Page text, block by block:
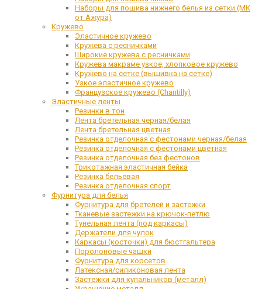
Наборы для пошива нижнего белья из сетки (МК
от Ажура)
Кружево
Эластичное кружево
Кружева с ресничками
Широкие кружева с ресничками
Кружева макраме узкое, хлопковое кружево
Кружево на сетке (вышивка на сетке)
Узкое эластичное кружево
Французское кружево (Chantilly)
Эластичные ленты
Резинки в тон
Лента бретельная черная/белая
Лента бретельная цветная
Резинка отделочная с фестонами черная/белая
Резинка отделочная с фестонами цветная
Резинка отделочная без фестонов
Трикотажная эластичная бейка
Резинка бельевая
Резинка отделочная спорт
Фурнитура для белья
Фурнитура для бретелей и застежки
Тканевые застежки на крючок-петлю
Тунельная лента (под каркасы)
Держатели для чулок
Каркасы (косточки) для бюстгальтера
Поролоновые чашки
Фурнитура для корсетов
Латексная/силиконовая лента
Застежки для купальников (металл)